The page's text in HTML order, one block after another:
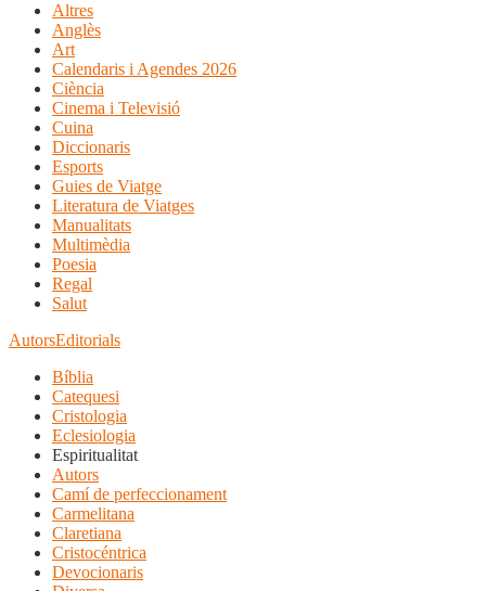
Altres
Anglès
Art
Calendaris i Agendes 2026
Ciència
Cinema i Televisió
Cuina
Diccionaris
Esports
Guies de Viatge
Literatura de Viatges
Manualitats
Multimèdia
Poesia
Regal
Salut
AutorsEditorials
Bíblia
Catequesi
Cristologia
Eclesiologia
Espiritualitat
Autors
Camí de perfeccionament
Carmelitana
Claretiana
Cristocéntrica
Devocionaris